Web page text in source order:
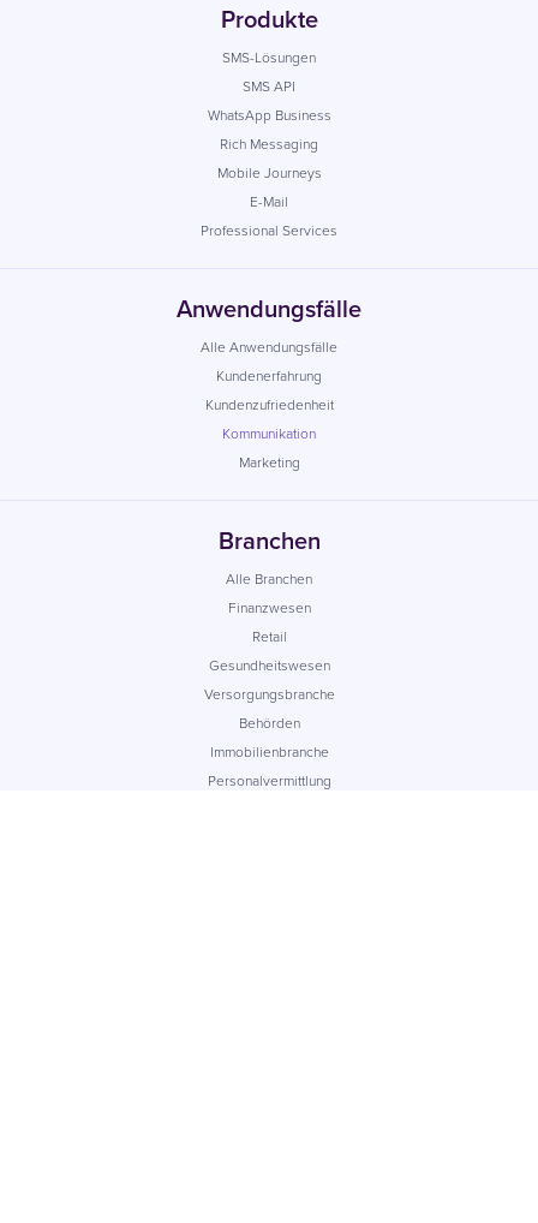
Produkte
SMS-Lösungen
SMS API
WhatsApp Business
Rich Messaging
Mobile Journeys
E-Mail
Professional Services
Anwendungsfälle
Alle Anwendungsfälle
Kundenerfahrung
Kundenzufriedenheit
Kommunikation
Marketing
Branchen
Alle Branchen
Finanzwesen
Retail
Gesundheitswesen
Versorgungsbranche
Behörden
Immobilienbranche
Personalvermittlung